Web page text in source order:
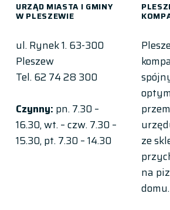
URZĄD MIASTA I GMINY
W PLESZEWIE
ul. Rynek 1. 63-300
Pleszew
Tel. 62 74 28 300
Czynny: pn. 7.30 –
16.30, wt. – czw. 7.30 –
15.30, pt. 7.30 – 14.30
ze
na
domu.